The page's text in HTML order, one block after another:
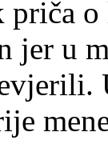
priča
jer u